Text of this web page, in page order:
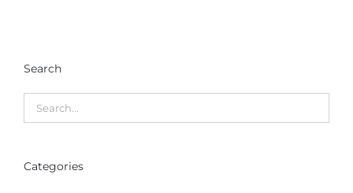
Search
Categories